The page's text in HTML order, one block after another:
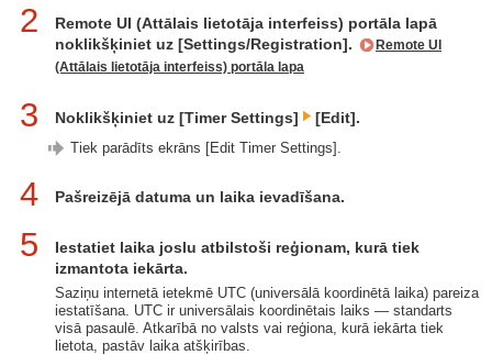
2
Remote UI (Attālais lietotāja interfeiss) portāla lapā
noklikšķiniet uz [Settings/Registration].
Remote UI
(Attālais lietotāja interfeiss) portāla lapa
3 Noklikšķiniet uz [Timer Settings] [Edit].
Tiek parādīts ekrāns [Edit Timer Settings].
4 Pašreizējā datuma un laika ievadīšana.
5
Iestatiet laika joslu atbilstoši reģionam, kurā tiek
izmantota iekārta.
Saziņu internetā ietekmē UTC (universālā koordinētā laika) pareiza
iestatīšana. UTC ir universālais koordinētais laiks — standarts
visā pasaulē. Atkarībā no valsts vai reģiona, kurā iekārta tiek
lietota, pastāv laika atšķirības.